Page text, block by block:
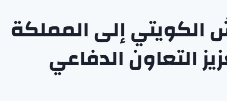
الكويتي إلى المملكة
التعاون الدفاعي